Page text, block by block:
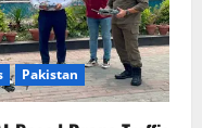
Pakistan